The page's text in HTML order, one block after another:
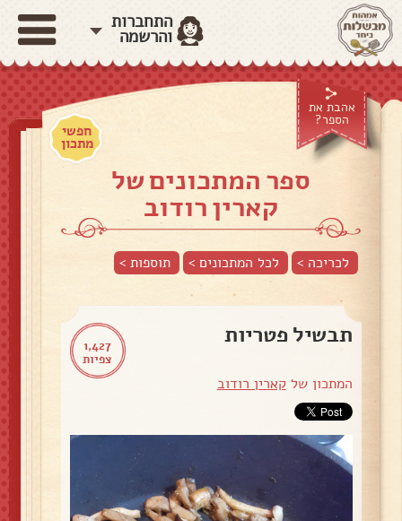
התחברות
והרשמה
אהבת את
הספר?
חפשי
מתכון
ספר המתכונים של
קארין רודוב
לכריכה > לכל המתכונים > תוספות>
1,427
צפיות
תבשיל פטריות
המתכון שלקארין רודוב